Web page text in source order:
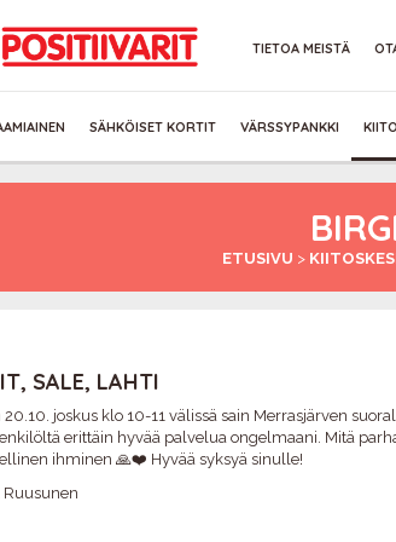
TIETOA MEISTÄ
SÄHKÖISET KORTIT VÄRSSYPANKKI
ETUSIVU >
SALE, LAHTI
20.10. joskus klo 10-11 välissä sain Merrasjärven
erittäin hyvää palvelua ongelmaani. Mitä
ihminen 🙏❤️ Hyvää syksyä sinulle!